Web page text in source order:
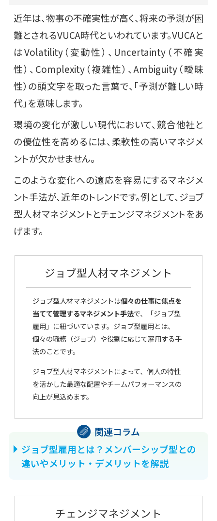
近年は、物事の不確実性が高く、将来の予測が困
難とされるVUCA時代といわれています。VUCAと
はVolatility（変動性）、Uncertainty（不確実
性）、Complexity（複雑性）、Ambiguity（曖昧
性）の頭文字を取った言葉で、「予測が難しい時
代」を意味します。
環境の変化が激しい現代において、競合他社と
の優位性を高めるには、柔軟性の高いマネジメ
ントが欠かせません。
このような変化への適応を容易にするマネジメ
ント手法が、近年のトレンドです。例として、ジョブ
型人材マネジメントとチェンジマネジメントをあ
げます。
ジョブ型人材マネジメント
ジョブ型人材マネジメントは個々の仕事に焦点を
当てて管理するマネジメント手法で、「ジョブ型
雇用」に紐づいています。ジョブ型雇用とは、
個々の職務（ジョブ）や役割に応じて雇用する手
法のことです。
ジョブ型人材マネジメントによって、個人の特性
を活かした最適な配置やチームパフォーマンスの
向上が見込めます。
ジョブ型雇用とは？メンバーシップ型との
違いやメリット・デメリットを解説
チェンジマネジメント